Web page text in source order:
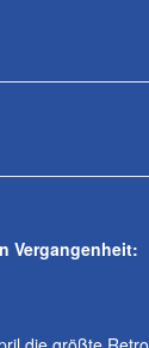
Vergangenheit: